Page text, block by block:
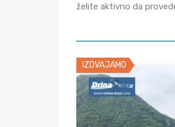
želite aktivno da
IZDVAJAMO